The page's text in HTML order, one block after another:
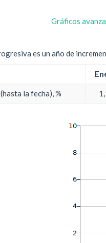
Gráficos
es un año de
la fecha), %